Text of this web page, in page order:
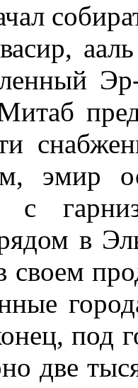
эмир
с
в
своем
под
две